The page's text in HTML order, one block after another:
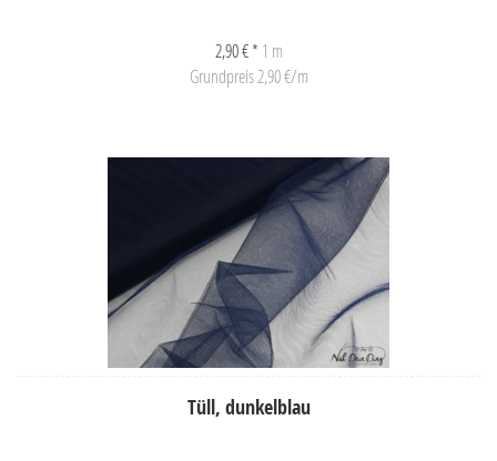
2,90 € * 1 m
Grundpreis 2,90 €/m
Tüll, dunkelblau